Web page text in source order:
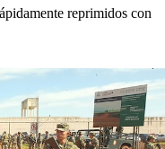
reprimidos con